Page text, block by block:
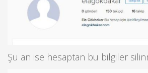
Şu an ise hesaptan bu bilgiler